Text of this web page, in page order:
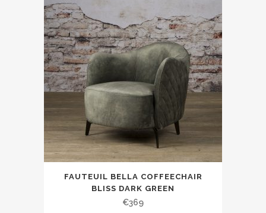
FAUTEUIL BELLA COFFEECHAIR
BLISS DARK GREEN
€369